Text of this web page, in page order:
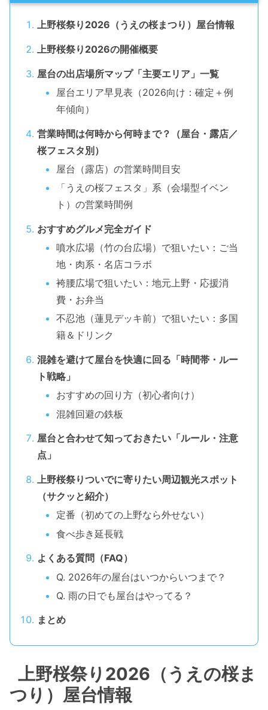
上野桜祭り2026（うえの桜まつり）屋台情報
上野桜祭り2026の開催概要
屋台の出店場所マップ「主要エリア」一覧
屋台エリア早見表（2026向け：確定＋例
年傾向）
営業時間は何時から何時まで？（屋台・露店／
桜フェスタ別）
屋台（露店）の営業時間目安
「うえの桜フェスタ」系（会場型イベン
ト）の営業時間例
おすすめグルメ完全ガイド
噴水広場（竹の台広場）で狙いたい：ご当
地・肉系・名店コラボ
袴腰広場で狙いたい：地元上野・応援消
費・お弁当
不忍池（蓮見デッキ前）で狙いたい：多国
籍＆ドリンク
混雑を避けて屋台を快適に回る「時間帯・ルー
ト戦略」
おすすめの回り方（初心者向け）
混雑回避の鉄板
屋台と合わせて知っておきたい「ルール・注意
点」
上野桜祭りついでに寄りたい周辺観光スポット
（サクッと紹介）
定番（初めての上野なら外せない）
食べ歩き延長戦
よくある質問（FAQ）
Q. 2026年の屋台はいつからいつまで？
Q. 雨の日でも屋台はやってる？
まとめ
上野桜祭り2026（うえの桜ま
つり）屋台情報